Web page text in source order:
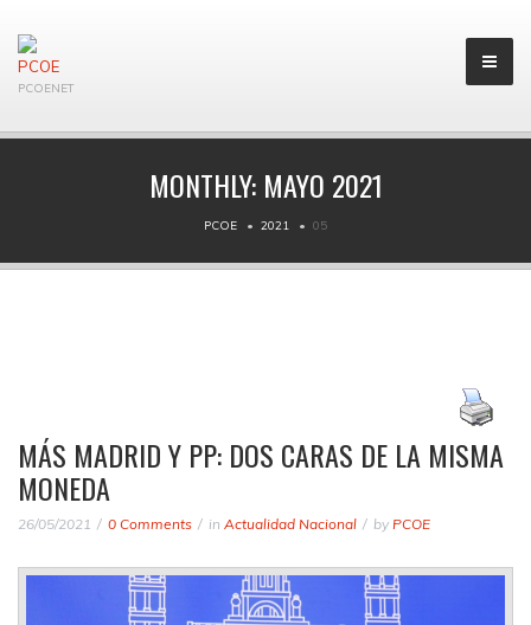
PCOENET
MONTHLY:MAYO 2021
PCOE 2021 05
MÁS MADRID Y PP: DOS CARAS DE LA MISMA
MONEDA
26/05/2021 0 Comments in Actualidad Nacional by PCOE